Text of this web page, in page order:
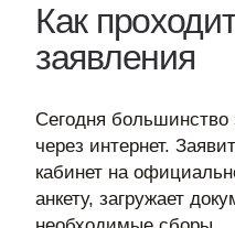
Как
заявления
Сегодня большинство
через интернет.
кабинет на
анкету, загружает